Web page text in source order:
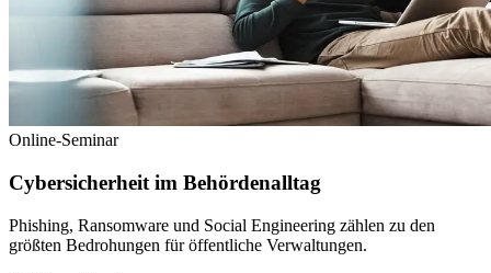
Online-Seminar
Cybersicherheit im Behördenalltag
Phishing, Ransomware und Social Engineering zählen zu den
größten Bedrohungen für öffentliche Verwaltungen.